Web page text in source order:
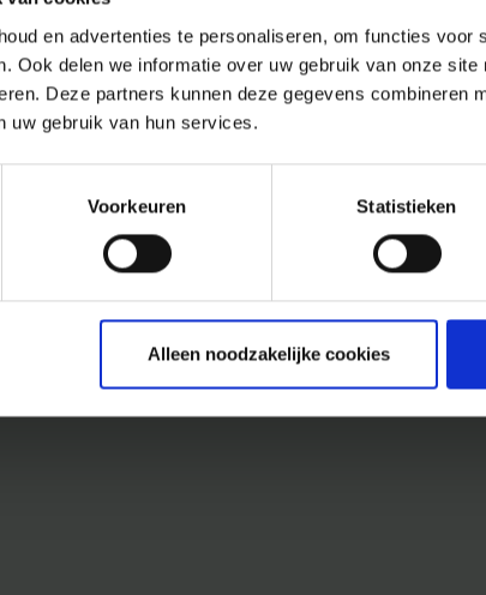
en advertenties te personaliseren, om functies voor
Ook delen we informatie over uw gebruik van onze
Deze partners kunnen deze gegevens combineren
uw gebruik van hun services.
Voorkeuren Statistieken
Alleen noodzakelijke cookies